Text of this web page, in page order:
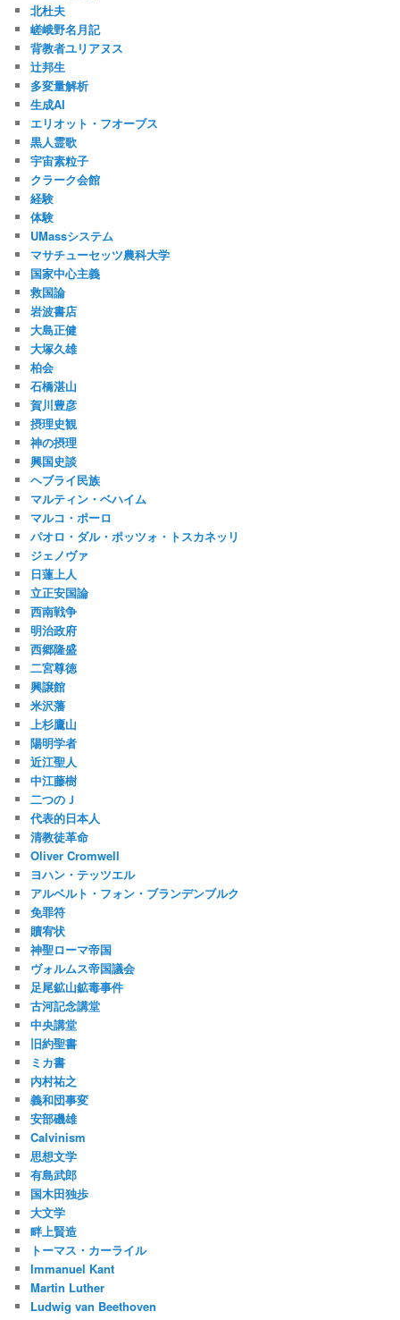
北杜夫
嵯峨野名月記
背教者ユリアヌス
辻邦生
多変量解析
生成AI
エリオット・フオーブス
黒人霊歌
宇宙素粒子
クラーク会館
経験
体験
UMassシステム
マサチューセッツ農科大学
国家中心主義
救国論
岩波書店
大島正健
大塚久雄
柏会
石橋湛山
賀川豊彦
摂理史観
神の摂理
興国史談
ヘブライ民族
マルティン・ベハイム
マルコ・ポーロ
パオロ・ダル・ポッツォ・トスカネッリ
ジェノヴァ
日蓮上人
立正安国論
西南戦争
明治政府
西郷隆盛
二宮尊徳
興譲館
米沢藩
上杉鷹山
陽明学者
近江聖人
中江藤樹
二つのＪ
代表的日本人
清教徒革命
Oliver Cromwell
ヨハン・テッツエル
アルベルト・フォン・ブランデンブルク
免罪符
贖宥状
神聖ローマ帝国
ヴォルムス帝国議会
足尾鉱山鉱毒事件
古河記念講堂
中央講堂
旧約聖書
ミカ書
内村祐之
義和団事変
安部磯雄
Calvinism
思想文学
有島武郎
国木田独歩
大文学
畔上賢造
トーマス・カーライル
Immanuel Kant
Martin Luther
Ludwig van Beethoven